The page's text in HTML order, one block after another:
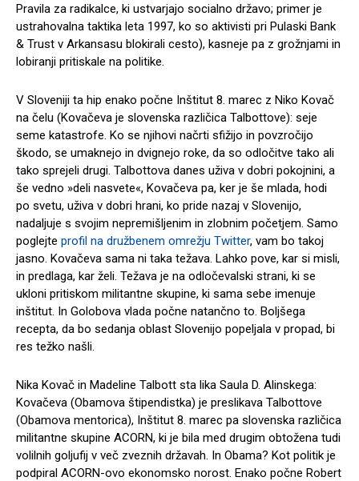
Pravila za radikalce, ki ustvarjajo socialno državo; primer je
ustrahovalna taktika leta 1997, ko so aktivisti pri Pulaski Bank
& Trust v Arkansasu blokirali cesto), kasneje pa z grožnjami in
lobiranji pritiskale na politike.
V Sloveniji ta hip enako počne Inštitut 8. marec z Niko Kovač
na čelu (Kovačeva je slovenska različica Talbottove): seje
seme katastrofe. Ko se njihovi načrti sfižijo in povzročijo
škodo, se umaknejo in dvignejo roke, da so odločitve tako ali
tako sprejeli drugi. Talbottova danes uživa v dobri pokojnini, a
še vedno »deli nasvete«, Kovačeva pa, ker je še mlada, hodi
po svetu, uživa v dobri hrani, ko pride nazaj v Slovenijo,
nadaljuje s svojim nepremišljenim in zlobnim početjem. Samo
poglejte profil na družbenem omrežju Twitter, vam bo takoj
jasno. Kovačeva sama ni taka težava. Lahko pove, kar si misli,
in predlaga, kar želi. Težava je na odločevalski strani, ki se
ukloni pritiskom militantne skupine, ki sama sebe imenuje
inštitut. In Golobova vlada počne natančno to. Boljšega
recepta, da bo sedanja oblast Slovenijo popeljala v propad, bi
res težko našli.
Nika Kovač in Madeline Talbott sta lika Saula D. Alinskega:
Kovačeva (Obamova štipendistka) je preslikava Talbottove
(Obamova mentorica), Inštitut 8. marec pa slovenska različica
militantne skupine ACORN, ki je bila med drugim obtožena tudi
volilnih goljufij v več zveznih državah. In Obama? Kot politik je
podpiral ACORN-ovo ekonomsko norost. Enako počne Robert